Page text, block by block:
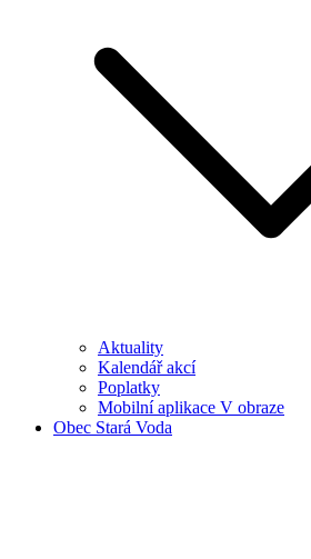
Aktuality
Kalendář akcí
Poplatky
Mobilní aplikace V obraze
Obec Stará Voda